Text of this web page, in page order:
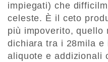
impiegati) che
celeste. È il ceto
più impoverito, quello
dichiara tra i 28mila e
aliquote e addizionali